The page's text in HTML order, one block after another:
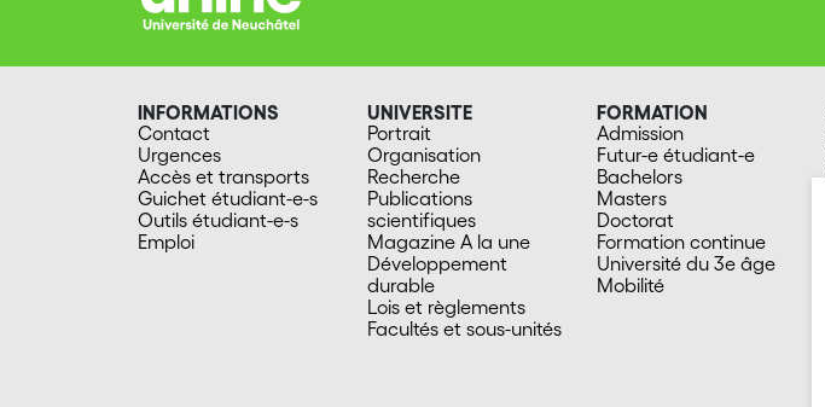
INFORMATIONS
Contact
Urgences
Accès et transports
Guichet étudiant-e-s
Outils étudiant-e-s
Emploi
UNIVERSITE
Portrait
Organisation
Recherche
Publications
scientifiques
Magazine A la une
Développement
durable
Lois et règlements
Facultés et sous-unités
FORMATION
Admission
Futur-e étudiant-e
Bachelors
Masters
Doctorat
Formation continue
Université du 3e âge
Mobilité